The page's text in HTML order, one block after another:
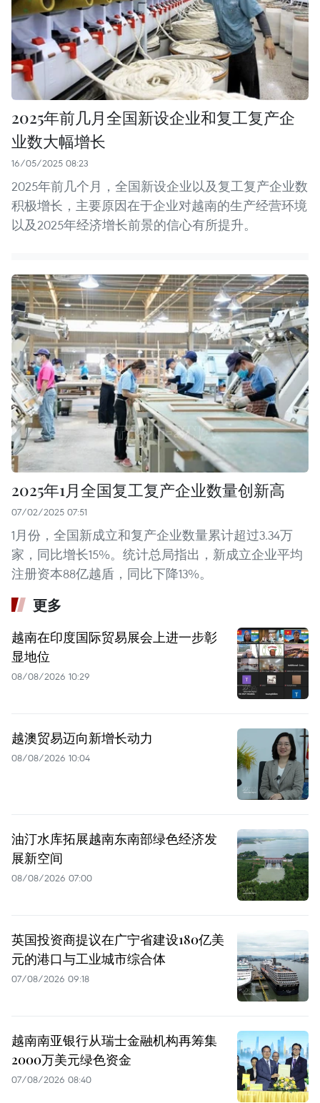
2025年前几月全国新设企业和复工复产企
业数大幅增长
16/05/2025 08:23
2025年前几个月，全国新设企业以及复工复产企业数
积极增长，主要原因在于企业对越南的生产经营环境
以及2025年经济增长前景的信心有所提升。
2025年1月全国复工复产企业数量创新高
07/02/2025 07:51
1月份，全国新成立和复产企业数量累计超过3.34万
家，同比增长15%。统计总局指出，新成立企业平均
注册资本88亿越盾，同比下降13%。
更多
越南在印度国际贸易展会上进一步彰
显地位
08/08/2026 10:29
越澳贸易迈向新增长动力
08/08/2026 10:04
油汀水库拓展越南东南部绿色经济发
展新空间
08/08/2026 07:00
英国投资商提议在广宁省建设180亿美
元的港口与工业城市综合体
07/08/2026 09:18
越南南亚银行从瑞士金融机构再筹集
2000万美元绿色资金
07/08/2026 08:40